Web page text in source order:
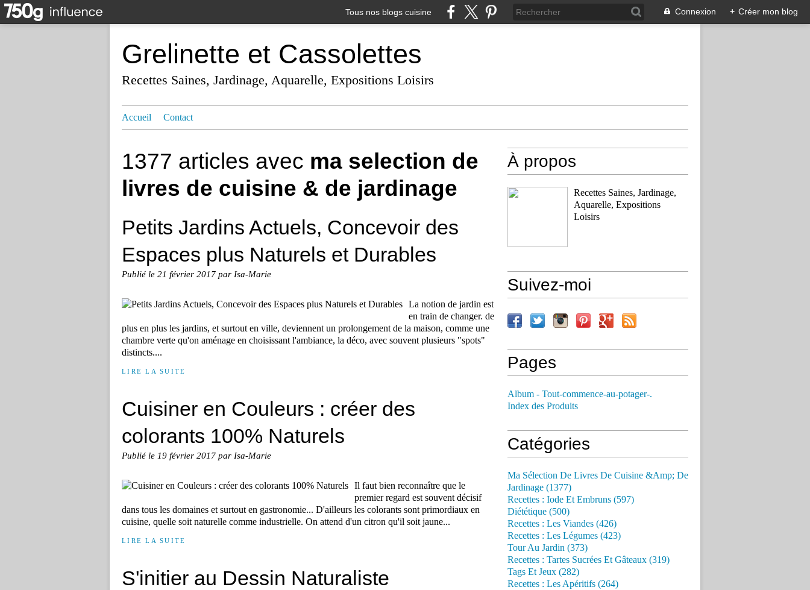
Tous nos blogs cuisine Connexion + Créer mon blog
Grelinette et Cassolettes
Recettes Saines, Jardinage, Aquarelle, Expositions Loisirs
Accueil Contact
1377 articles avec ma selection de
livres de cuisine & de jardinage
Petits Jardins Actuels, Concevoir des
Espaces plus Naturels et Durables
Publié le 21 février 2017 par Isa-Marie
La notion de jardin est
en train de changer. de
plus en plus les jardins, et surtout en ville, deviennent un prolongement de la maison, comme une
chambre verte qu'on aménage en choisissant l'ambiance, la déco, avec souvent plusieurs "spots"
distincts....
LIRE LA SUITE
Cuisiner en Couleurs : créer des
colorants 100% Naturels
Publié le 19 février 2017 par Isa-Marie
Il faut bien reconnaître que le
premier regard est souvent décisif
dans tous les domaines et surtout en gastronomie... D'ailleurs les colorants sont primordiaux en
cuisine, quelle soit naturelle comme industrielle. On attend d'un citron qu'il soit jaune...
LIRE LA SUITE
S'initier au Dessin Naturaliste
À propos
Recettes Saines, Jardinage,
Aquarelle, Expositions
Loisirs
Suivez-moi
Pages
Album - Tout-commence-au-potager-.
Index des Produits
Catégories
Ma Sélection De Livres De Cuisine &Amp; De
Jardinage (1377)
Recettes : Iode Et Embruns (597)
Diététique (500)
Recettes : Les Viandes (426)
Recettes : Les Légumes (423)
Tour Au Jardin (373)
Recettes : Tartes Sucrées Et Gâteaux (319)
Tags Et Jeux (282)
Recettes : Les Apéritifs (264)